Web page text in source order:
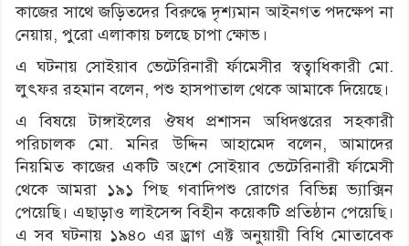
কাজের সাথে জড়িতদের বিরুদ্ধে দৃশ্যমান আইনগত পদক্ষেপ না
নেয়ায়, পুরো এলাকায় চলছে চাপা ক্ষোভ।
এ ঘটনায় সোইয়াব ভেটেরিনারী র্ফামেসীর স্বত্বাধিকারী মো.
লুৎফর রহমান বলেন, পশু হাসপাতাল থেকে আমাকে দিয়েছে।
এ বিষয়ে টাঙ্গাইলের ঔষধ প্রশাসন অধিদপ্তরের সহকারী
পরিচালক মো. মনির উদ্দিন আহামেদ বলেন, আমাদের
নিয়মিত কাজের একটি অংশে সোইয়াব ভেটেরিনারী র্ফামেসী
থেকে আমরা ১৯১ পিছ গবাদিপশু রোগের বিভিন্ন ভ্যাক্সিন
পেয়েছি। এছাড়াও লাইসেন্স বিহীন কয়েকটি প্রতিষ্ঠান পেয়েছি।
এ সব ঘটনায় ১৯৪০ এর ড্রাগ এক্ট অনুয়ায়ী বিধি মোতাবেক